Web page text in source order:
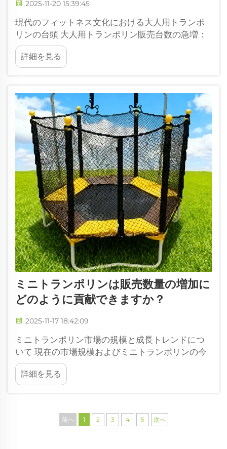
2025-11-20 15:39:45
現代のフィットネス文化における大人用トランポ
リンの台頭 大人用トランポリン販売台数の急増：
2019年から2024年にかけて68％の増加（NPDグ
ループ） 大人用トランポリンは、庭での遊び道具
から本格的なフィットネスツールへと進化してお
増加しました…
詳細を見る
ミニトランポリンは販売数量の増加に
どのように貢献できますか？
2025-11-17 18:42:09
ミニトランポリン市場の規模と成長トレンドにつ
いて 現在の市場規模およびミニトランポリンの今
後の成長予測 市場調査によると、ミニトランポリ
ン業界は大きく拡大すると予想されており、現在
約165億ドルから...
詳細を見る
前へ 1 2 3 4 5 次へ